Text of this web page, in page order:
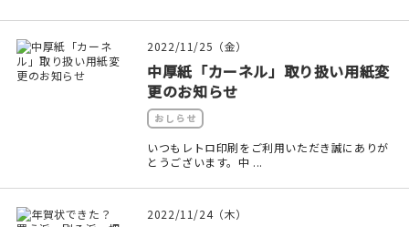
2022/11/25（金）
中厚紙「カーネル」取り扱い用紙変
更のお知らせ
おしらせ
いつもレトロ印刷をご利用いただき誠にありが
とうございます。中 ...
2022/11/24（木）